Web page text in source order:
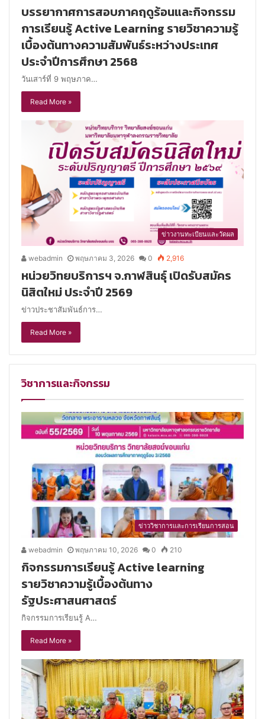
บรรยากาศการสอบภาคฤดูร้อนและกิจกรรม
การเรียนรู้ Active Learning รายวิชาความรู้
เบื้องต้นทางความสัมพันธ์ระหว่างประเทศ
ประจำปีการศึกษา 2568
วันเสาร์ที่ 9 พฤษภาค…
Read More »
ข่าวงานทะเบียนและวัดผล
webadmin พฤษภาคม 3, 2026 0 2,916
หน่วยวิทยบริการฯ จ.กาฬสินธุ์ เปิดรับสมัคร
นิสิตใหม่ ประจำปี 2569
ข่าวประชาสัมพันธ์การ…
Read More »
วิชาการและกิจกรรม
ข่าววิชาการและการเรียนการสอน
webadmin พฤษภาคม 10, 2026 0 210
กิจกรรมการเรียนรู้ Active learning
รายวิชาความรู้เบื้องต้นทาง
รัฐประศาสนศาสตร์
กิจกรรมการเรียนรู้ A…
Read More »